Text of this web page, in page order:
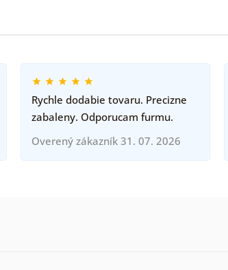
Rychle dodabie tovaru. Precizne
zabaleny. Odporucam furmu.
Overený zákazník 31. 07. 2026